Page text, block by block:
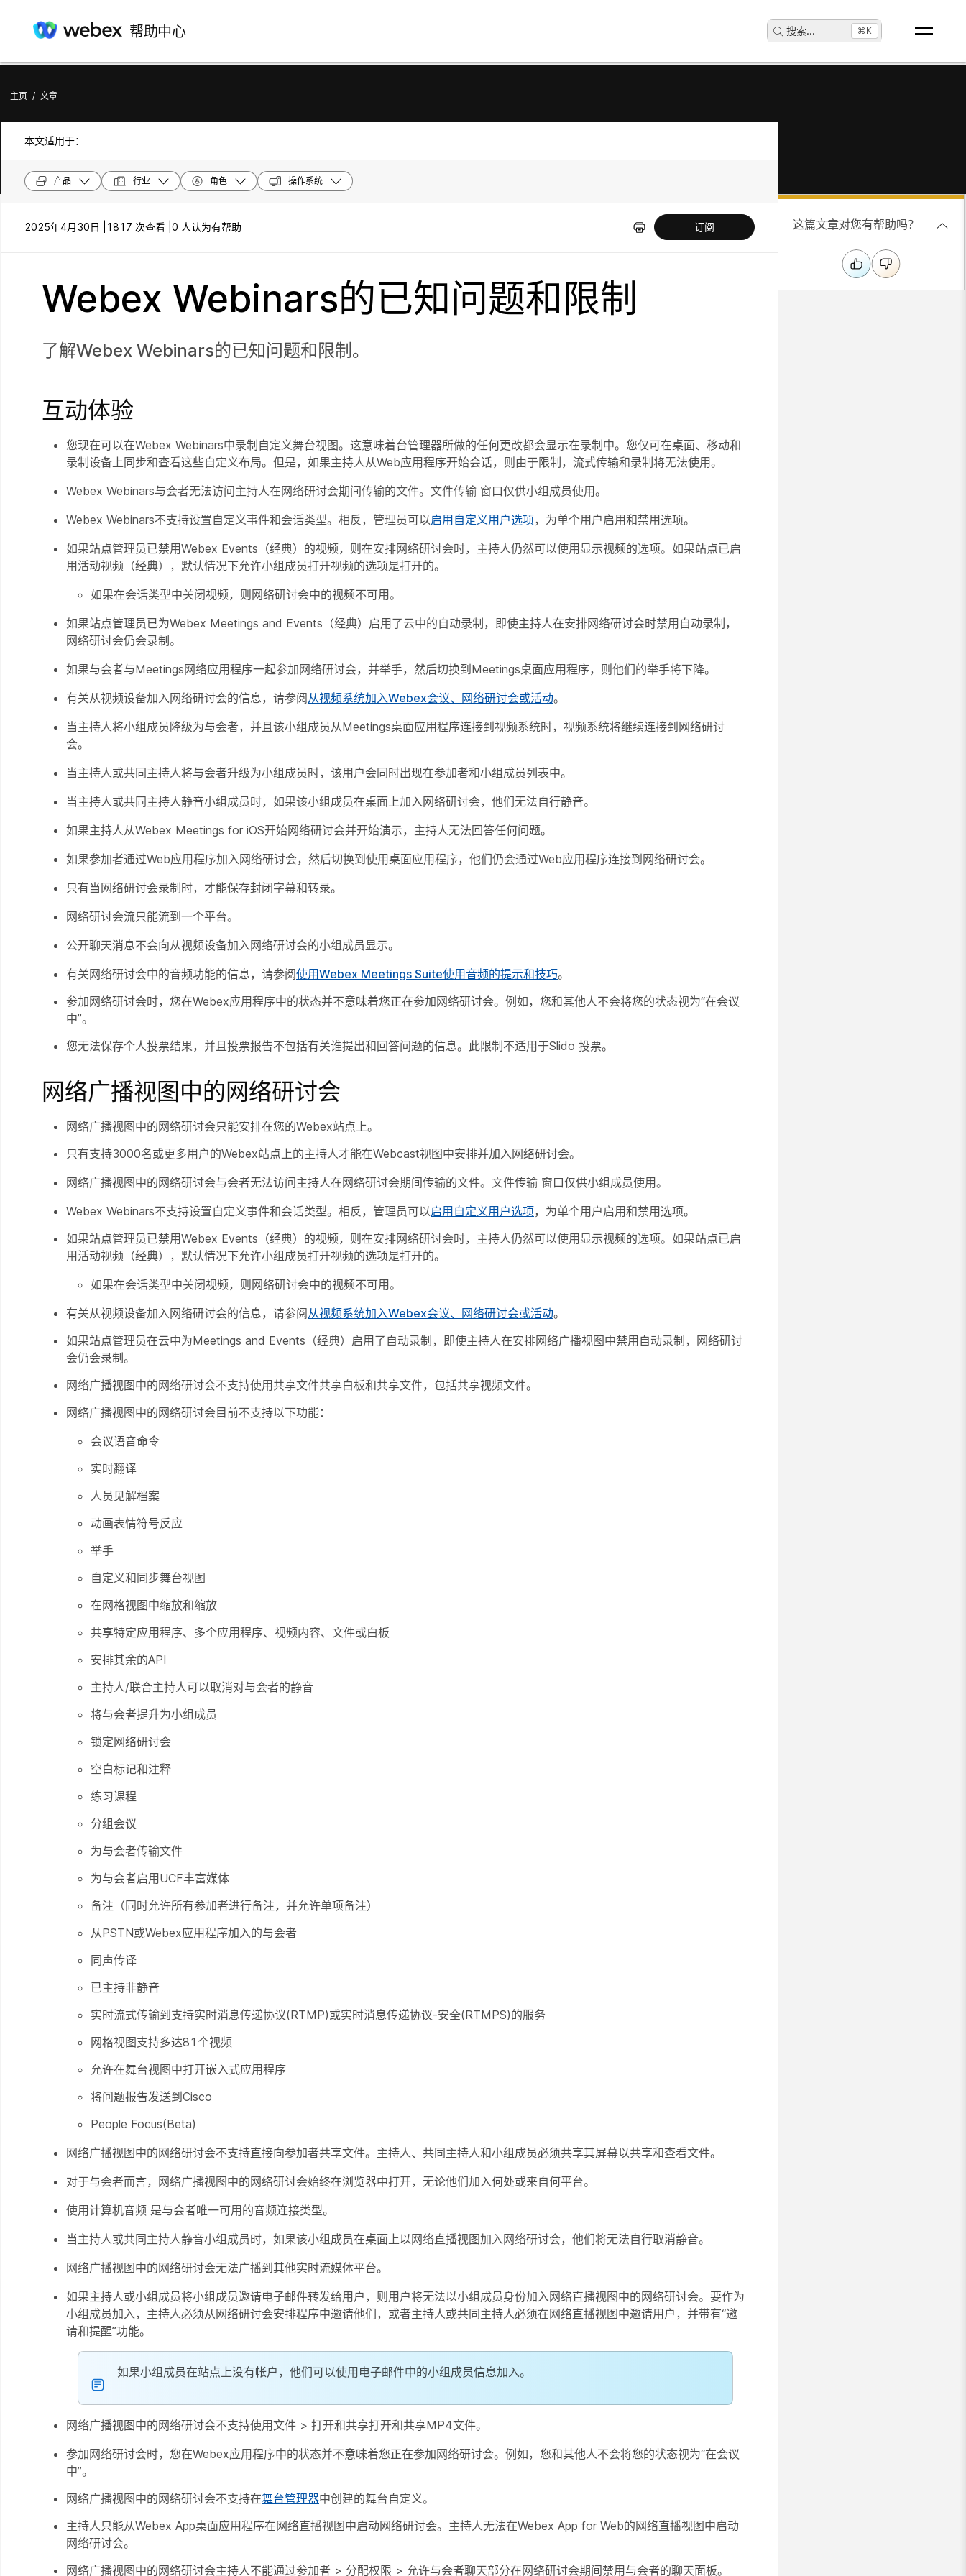
帮助中心 搜索... ⌘K
主页 / 文章
本文适用于：
产品 行业 角色 操作系统
2025年4月30日 | 1817 次查看 | 0 人认为有帮助 订阅
Webex Webinars的已知问题和限制
了解Webex Webinars的已知问题和限制。
互动体验
您现在可以在Webex Webinars中录制自定义舞台视图。这意味着台管理器所做的任何更改都会显示在录制中。您仅可在桌面、移动和
录制设备上同步和查看这些自定义布局。但是，如果主持人从Web应用程序开始会话，则由于限制，流式传输和录制将无法使用。
Webex Webinars与会者无法访问主持人在网络研讨会期间传输的文件。 文件传输 窗口仅供小组成员使用。
Webex Webinars不支持设置自定义事件和会话类型。相反，管理员可以启用自定义用户选项，为单个用户启用和禁用选项。
如果站点管理员已禁用Webex Events（经典）的视频，则在安排网络研讨会时，主持人仍然可以使用显示视频的选项。如果站点已启
用活动视频（经典），默认情况下允许小组成员打开视频的选项是打开的。
如果在会话类型中关闭视频，则网络研讨会中的视频不可用。
如果站点管理员已为Webex Meetings and Events（经典）启用了云中的自动录制，即使主持人在安排网络研讨会时禁用自动录制，
网络研讨会仍会录制。
如果与会者与Meetings网络应用程序一起参加网络研讨会，并举手，然后切换到Meetings桌面应用程序，则他们的举手将下降。
有关从视频设备加入网络研讨会的信息，请参阅从视频系统加入Webex会议、网络研讨会或活动。
当主持人将小组成员降级为与会者，并且该小组成员从Meetings桌面应用程序连接到视频系统时，视频系统将继续连接到网络研讨
会。
当主持人或共同主持人将与会者升级为小组成员时，该用户会同时出现在参加者和小组成员列表中。
当主持人或共同主持人静音小组成员时，如果该小组成员在桌面上加入网络研讨会，他们无法自行静音。
如果主持人从Webex Meetings for iOS开始网络研讨会并开始演示，主持人无法回答任何问题。
如果参加者通过Web应用程序加入网络研讨会，然后切换到使用桌面应用程序，他们仍会通过Web应用程序连接到网络研讨会。
只有当网络研讨会录制时，才能保存封闭字幕和转录。
网络研讨会流只能流到一个平台。
公开聊天消息不会向从视频设备加入网络研讨会的小组成员显示。
有关网络研讨会中的音频功能的信息，请参阅使用Webex Meetings Suite使用音频的提示和技巧。
参加网络研讨会时，您在Webex应用程序中的状态并不意味着您正在参加网络研讨会。例如，您和其他人不会将您的状态视为“在会议
中”。
您无法保存个人投票结果，并且投票报告不包括有关谁提出和回答问题的信息。此限制不适用于Slido 投票。
网络广播视图中的网络研讨会
网络广播视图中的网络研讨会只能安排在您的Webex站点上。
只有支持3000名或更多用户的Webex站点上的主持人才能在Webcast视图中安排并加入网络研讨会。
网络广播视图中的网络研讨会与会者无法访问主持人在网络研讨会期间传输的文件。 文件传输 窗口仅供小组成员使用。
Webex Webinars不支持设置自定义事件和会话类型。相反，管理员可以启用自定义用户选项，为单个用户启用和禁用选项。
如果站点管理员已禁用Webex Events（经典）的视频，则在安排网络研讨会时，主持人仍然可以使用显示视频的选项。如果站点已启
用活动视频（经典），默认情况下允许小组成员打开视频的选项是打开的。
如果在会话类型中关闭视频，则网络研讨会中的视频不可用。
有关从视频设备加入网络研讨会的信息，请参阅从视频系统加入Webex会议、网络研讨会或活动。
如果站点管理员在云中为Meetings and Events（经典）启用了自动录制，即使主持人在安排网络广播视图中禁用自动录制，网络研讨
会仍会录制。
网络广播视图中的网络研讨会不支持使用共享文件共享白板和共享文件，包括共享视频文件。
网络广播视图中的网络研讨会目前不支持以下功能：
会议语音命令
实时翻译
人员见解档案
动画表情符号反应
举手
自定义和同步舞台视图
在网格视图中缩放和缩放
共享特定应用程序、多个应用程序、视频内容、文件或白板
安排其余的API
主持人/联合主持人可以取消对与会者的静音
将与会者提升为小组成员
锁定网络研讨会
空白标记和注释
练习课程
分组会议
为与会者传输文件
为与会者启用UCF丰富媒体
备注（同时允许所有参加者进行备注，并允许单项备注）
从PSTN或Webex应用程序加入的与会者
同声传译
已主持非静音
实时流式传输到支持实时消息传递协议(RTMP)或实时消息传递协议-安全(RTMPS)的服务
网格视图支持多达81个视频
允许在舞台视图中打开嵌入式应用程序
将问题报告发送到Cisco
People Focus(Beta)
网络广播视图中的网络研讨会不支持直接向参加者共享文件。主持人、共同主持人和小组成员必须共享其屏幕以共享和查看文件。
对于与会者而言，网络广播视图中的网络研讨会始终在浏览器中打开，无论他们加入何处或来自何平台。
使用计算机音频 是与会者唯一可用的音频连接类型。
当主持人或共同主持人静音小组成员时，如果该小组成员在桌面上以网络直播视图加入网络研讨会，他们将无法自行取消静音。
网络广播视图中的网络研讨会无法广播到其他实时流媒体平台。
如果主持人或小组成员将小组成员邀请电子邮件转发给用户，则用户将无法以小组成员身份加入网络直播视图中的网络研讨会。要作为
小组成员加入，主持人必须从网络研讨会安排程序中邀请他们，或者主持人或共同主持人必须在网络直播视图中邀请用户，并带有“邀
请和提醒”功能。
如果小组成员在站点上没有帐户，他们可以使用电子邮件中的小组成员信息加入。
网络广播视图中的网络研讨会不支持使用文件 > 打开和共享打开和共享MP4文件。
参加网络研讨会时，您在Webex应用程序中的状态并不意味着您正在参加网络研讨会。例如，您和其他人不会将您的状态视为“在会议
中”。
网络广播视图中的网络研讨会不支持在舞台管理器中创建的舞台自定义。
主持人只能从Webex App桌面应用程序在网络直播视图中启动网络研讨会。主持人无法在Webex App for Web的网络直播视图中启动
网络研讨会。
网络广播视图中的网络研讨会主持人不能通过参加者 > 分配权限 > 允许与会者聊天部分在网络研讨会期间禁用与会者的聊天面板。
这篇文章对您有帮助吗？